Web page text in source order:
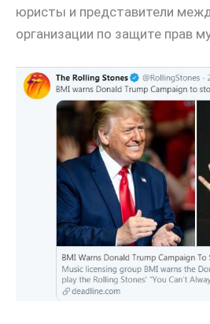
юристы и представители
организации по защите прав